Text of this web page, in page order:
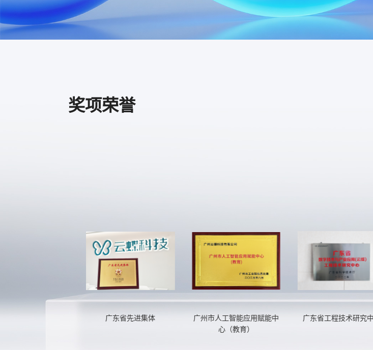
奖项荣誉
广东省先进集体
广州市人工智能应用赋能中
心（教育）
广东省工程技术研究中